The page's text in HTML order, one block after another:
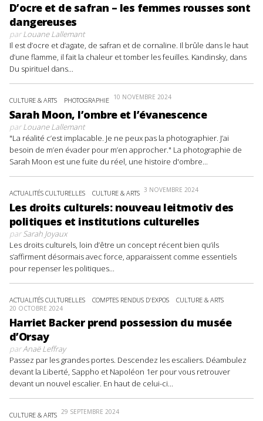
D’ocre et de safran – les femmes rousses sont
dangereuses
parLouane Lallemant
Il est d’ocre et d’agate, de safran et de cornaline. Il brûle dans le haut
d’une flamme, il fait la chaleur et tomber les feuilles. Kandinsky, dans
Du spirituel dans...
CULTURE & ARTS PHOTOGRAPHIE 10 NOVEMBRE 2024
Sarah Moon, l’ombre et l’évanescence
parLouane Lallemant
"La réalité c’est implacable. Je ne peux pas la photographier. J’ai
besoin de m’en évader pour m’en approcher." La photographie de
Sarah Moon est une fuite du réel, une histoire d'ombre...
ACTUALITÉS CULTURELLES CULTURE & ARTS 3 NOVEMBRE 2024
Les droits culturels: nouveau leitmotiv des
politiques et institutions culturelles
parSarah Joyaux
Les droits culturels, loin d’être un concept récent bien qu’ils
s’affirment désormais avec force, apparaissent comme essentiels
pour repenser les politiques...
ACTUALITÉS CULTURELLES COMPTES RENDUS D'EXPOS CULTURE & ARTS
20 OCTOBRE 2024
Harriet Backer prend possession du musée
d’Orsay
parAnaë Leffray
Passez par les grandes portes. Descendez les escaliers. Déambulez
devant la Liberté, Sappho et Napoléon 1er pour vous retrouver
devant un nouvel escalier. En haut de celui-ci...
CULTURE & ARTS 29 SEPTEMBRE 2024